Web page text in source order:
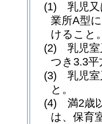
(1)
乳児
業所A型
けること
(2)
乳児
つき3.3
(3)
乳児
と。
(4)
満2歳
は、保育